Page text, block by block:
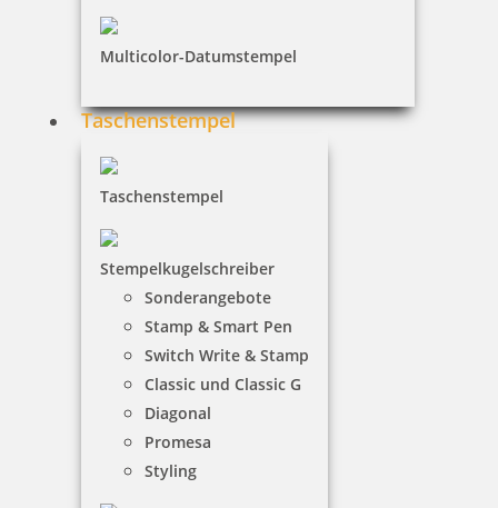
Multicolor-Datumstempel
Taschenstempel
Taschenstempel
Stempelkugelschreiber
Sonderangebote
Stamp & Smart Pen
Switch Write & Stamp
Classic und Classic G
Diagonal
Promesa
Styling
Motivstempel Etikett zum Stempeln
22,04 €